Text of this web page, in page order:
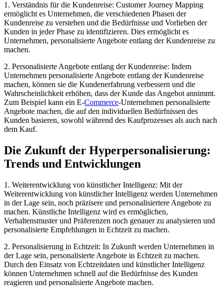
1. Verständnis für die Kundenreise: Customer Journey Mapping
ermöglicht es Unternehmen, die verschiedenen Phasen der
Kundenreise zu verstehen und die Bedürfnisse und Vorlieben der
Kunden in jeder Phase zu identifizieren. Dies ermöglicht es
Unternehmen, personalisierte Angebote entlang der Kundenreise zu
machen.
2. Personalisierte Angebote entlang der Kundenreise: Indem
Unternehmen personalisierte Angebote entlang der Kundenreise
machen, können sie die Kundenerfahrung verbessern und die
Wahrscheinlichkeit erhöhen, dass der Kunde das Angebot annimmt.
Zum Beispiel kann ein E-Commerce-Unternehmen personalisierte
Angebote machen, die auf den individuellen Bedürfnissen des
Kunden basieren, sowohl während des Kaufprozesses als auch nach
dem Kauf.
Die Zukunft der Hyperpersonalisierung:
Trends und Entwicklungen
1. Weiterentwicklung von künstlicher Intelligenz: Mit der
Weiterentwicklung von künstlicher Intelligenz werden Unternehmen
in der Lage sein, noch präzisere und personalisiertere Angebote zu
machen. Künstliche Intelligenz wird es ermöglichen,
Verhaltensmuster und Präferenzen noch genauer zu analysieren und
personalisierte Empfehlungen in Echtzeit zu machen.
2. Personalisierung in Echtzeit: In Zukunft werden Unternehmen in
der Lage sein, personalisierte Angebote in Echtzeit zu machen.
Durch den Einsatz von Echtzeitdaten und künstlicher Intelligenz
können Unternehmen schnell auf die Bedürfnisse des Kunden
reagieren und personalisierte Angebote machen.